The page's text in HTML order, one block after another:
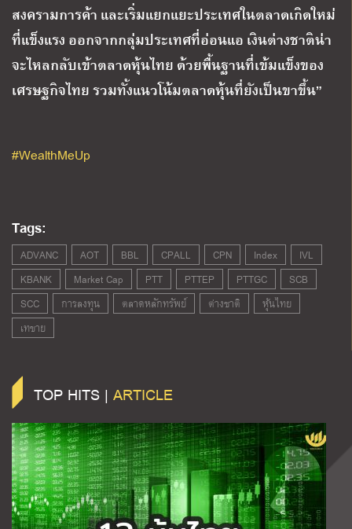
สงครามการค้า และเริ่มแยกแยะประเทศในตลาดเกิดใหม่
ที่แข็งแรง ออกจากกลุ่มประเทศที่อ่อนแอ เงินต่างชาติน่า
จะไหลกลับเข้าตลาดหุ้นไทย ด้วยพื้นฐานที่เข้มแข็งของ
เศรษฐกิจไทย รวมทั้งแนวโน้มตลาดหุ้นที่ยังเป็นขาขึ้น”
#WealthMeUp
Tags:
ADVANC AOT BBL CPALL CPN Index
IVL
KBANK
Market Cap PTT PTTEP PTTGC
SCB
SCC
การลงทุน ตลาดหลักทรัพย์ ต่างชาติ
หุ้นไทย
เทขาย
TOP HITS | ARTICLE